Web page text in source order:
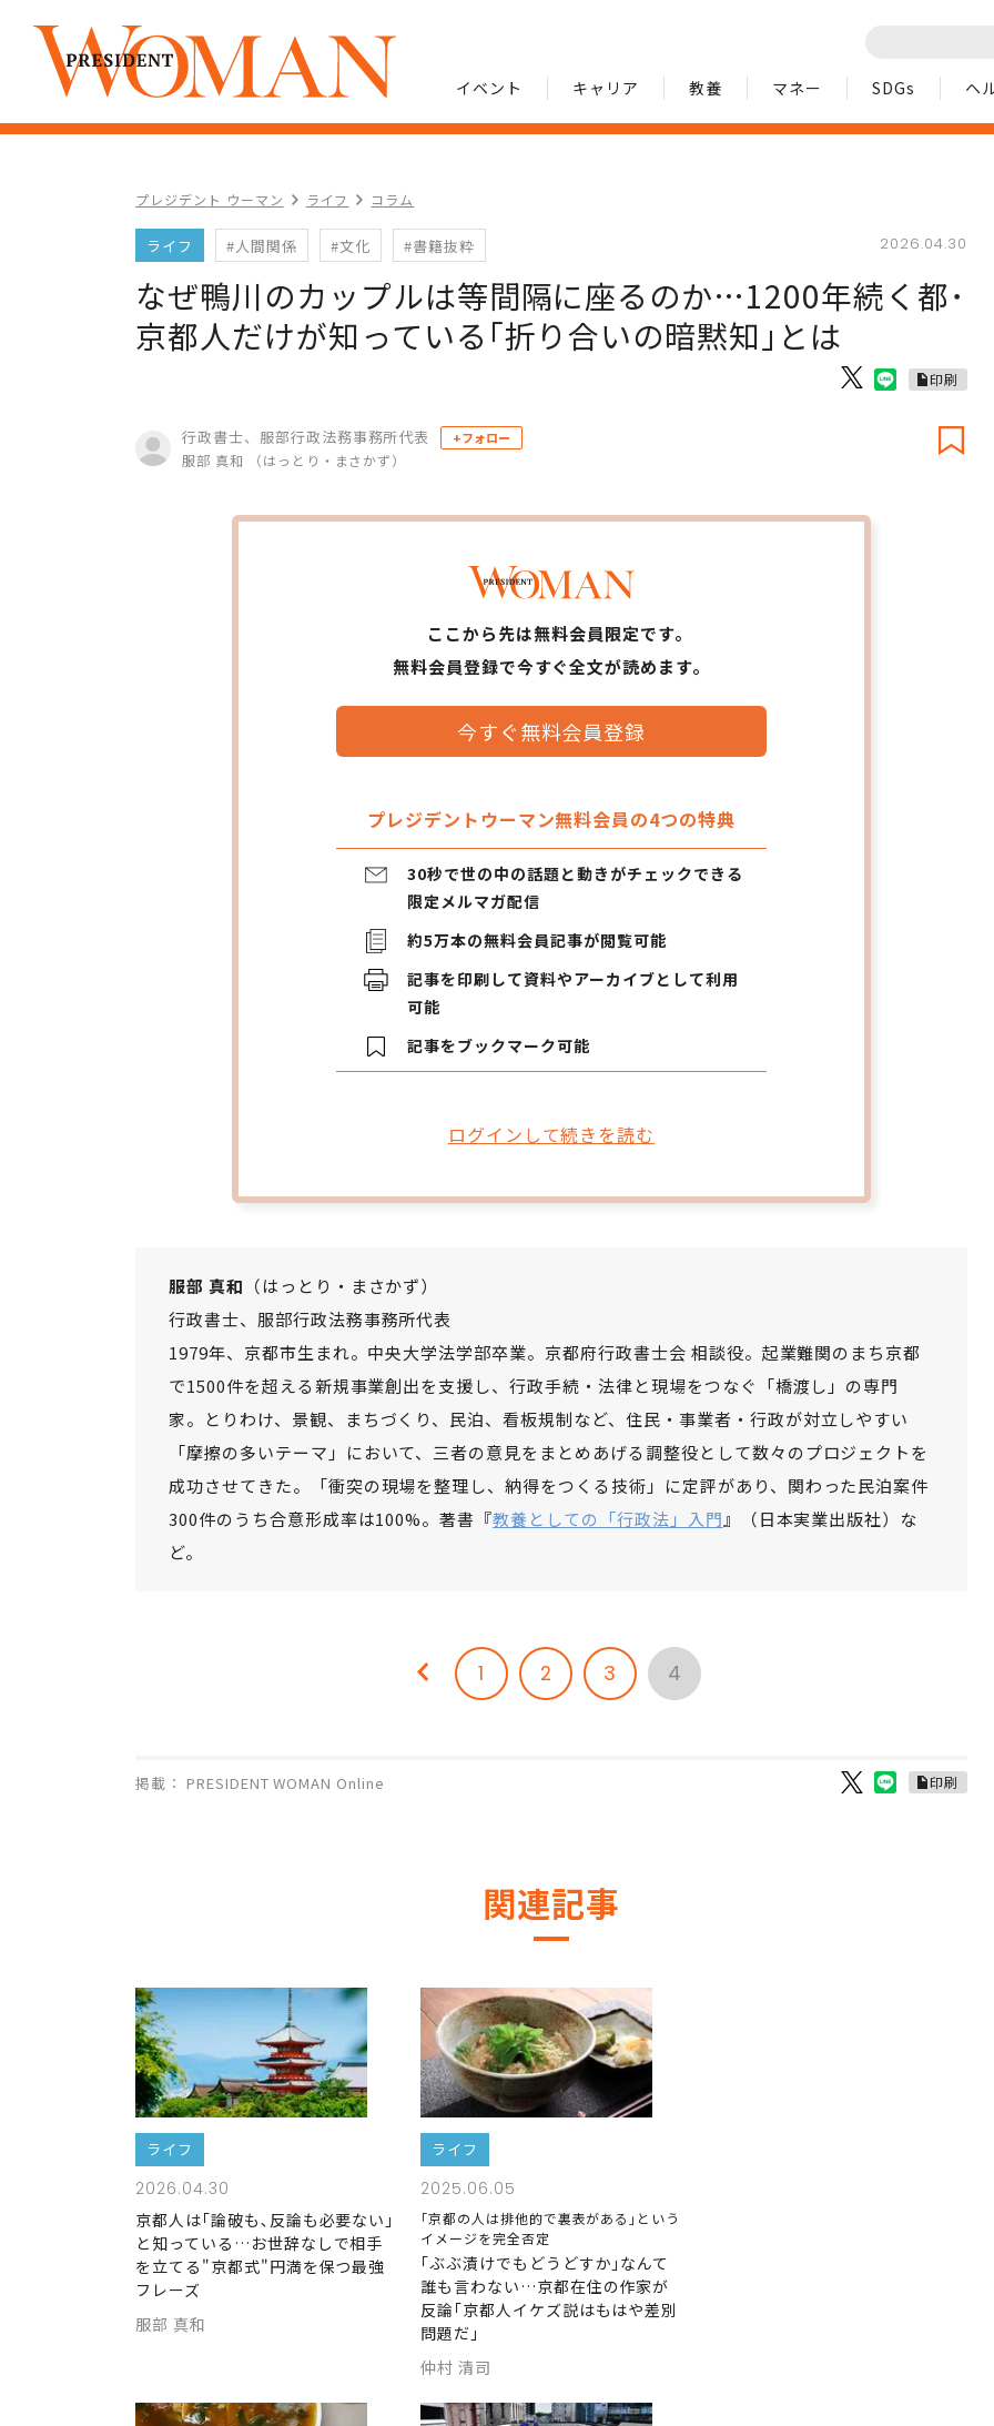
イベント キャリア 教養 マネー SDGs ヘ
プレジデント ウーマン ライフ コラム
ライフ #人間関係 #文化 #書籍抜粋 2026.04.30
なぜ鴨川のカップルは等間隔に座るのか…1200年続く都･
京都人だけが知っている｢折り合いの暗黙知｣とは
印刷
行政書士、服部行政法務事務所代表
服部 真和 （はっとり・まさかず）
+フォロー
ここから先は無料会員限定です。
無料会員登録で今すぐ全文が読めます。
今すぐ無料会員登録
プレジデントウーマン無料会員の4つの特典
30秒で世の中の話題と動きがチェックできる
限定メルマガ配信
約5万本の無料会員記事が閲覧可能
記事を印刷して資料やアーカイブとして利用
可能
記事をブックマーク可能
ログインして続きを読む
服部 真和 （はっとり・まさかず）
行政書士、服部行政法務事務所代表
1979年、京都市生まれ。中央大学法学部卒業。京都府行政書士会 相談役。起業難関のまち京都
で1500件を超える新規事業創出を支援し、行政手続・法律と現場をつなぐ「橋渡し」の専門
家。とりわけ、景観、まちづくり、民泊、看板規制など、住民・事業者・行政が対立しやすい
「摩擦の多いテーマ」において、三者の意見をまとめあげる調整役として数々のプロジェクトを
成功させてきた。「衝突の現場を整理し、納得をつくる技術」に定評があり、関わった民泊案件
300件のうち合意形成率は100%。著書『教養としての「行政法」入門 』（日本実業出版社）な
ど。
1 2 3 4
掲載： PRESIDENT WOMAN Online 印刷
関連記事
ライフ
2026.04.30
京都人は｢論破も､反論も必要ない｣
と知っている…お世辞なしで相手
を立てる"京都式"円満を保つ最強
フレーズ
服部 真和
ライフ
2025.06.05
｢京都の人は排他的で裏表がある｣という
イメージを完全否定
｢ぶぶ漬けでもどうどすか｣なんて
誰も言わない…京都在住の作家が
反論｢京都人イケズ説はもはや差別
問題だ｣
仲村 清司